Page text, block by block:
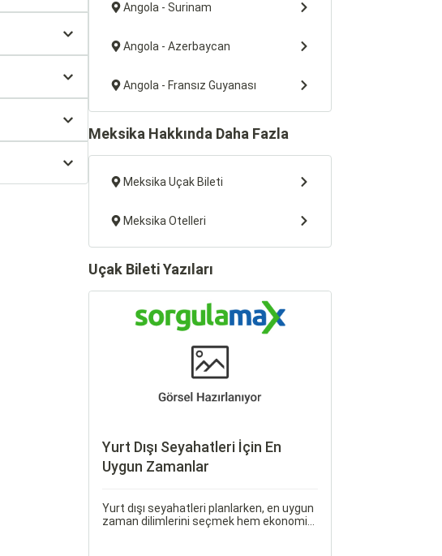
Angola - Surinam
Angola - Azerbaycan
Angola - Fransız Guyanası
Meksika Hakkında Daha Fazla
Meksika Uçak Bileti
Meksika Otelleri
Uçak Bileti Yazıları
Yurt Dışı Seyahatleri İçin En
Uygun Zamanlar
Yurt dışı seyahatleri planlarken, en uygun
zaman dilimlerini seçmek hem ekonomik